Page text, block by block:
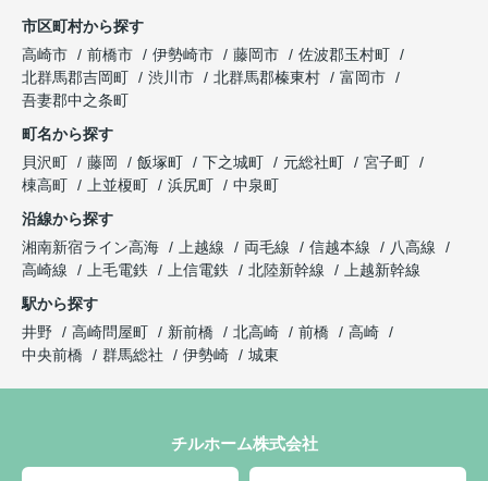
市区町村から探す
高崎市
前橋市 伊勢崎市 藤岡市
佐波郡玉村町
北群馬郡吉岡町
渋川市 北群馬郡榛東村
富岡市
吾妻郡中之条町
町名から探す
貝沢町
藤岡 飯塚町 下之城町 元総社町
宮子町
棟高町
上並榎町 浜尻町
中泉町
沿線から探す
湘南新宿ライン高海
上越線 両毛線 信越本線
八高線
高崎線
上毛電鉄 上信電鉄 北陸新幹線
上越新幹線
駅から探す
井野
高崎問屋町 新前橋 北高崎 前橋
高崎
中央前橋
群馬総社 伊勢崎 城東
チルホーム株式会社